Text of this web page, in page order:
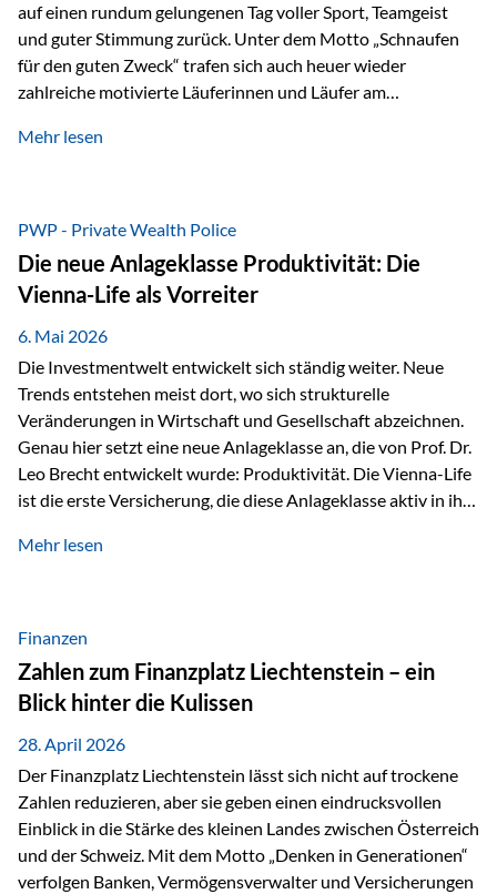
auf einen rundum gelungenen Tag voller Sport, Teamgeist
und guter Stimmung zurück. Unter dem Motto „Schnaufen
für den guten Zweck“ trafen sich auch heuer wieder
zahlreiche motivierte Läuferinnen und Läufer am
Höchstleistungen für einen guten Zweck zu erbringen. Mit
Mäder gesammelt werden konnten. Die anspruchsvolle
Strecke mit rund 4,8 Kilometern und 680 Höhenmetern
stellte die Teilnehmerinnen und Teilnehmer vor eine
sportliche Herausforderung. Doch…
Mehr lesen
PWP - Private Wealth Police
Die neue Anlageklasse Produktivität: Die
Vienna-Life als Vorreiter
6. Mai 2026
Die Investmentwelt entwickelt sich ständig weiter. Neue
Trends entstehen meist dort, wo sich strukturelle
Veränderungen in Wirtschaft und Gesellschaft abzeichnen.
Genau hier setzt eine neue Anlageklasse an, die von Prof. Dr.
Leo Brecht entwickelt wurde: Produktivität. Die Vienna-Life
ist die erste Versicherung, die diese Anlageklasse aktiv in ihre
Vorreiter. Warum auf das Thema Produktivität setzen? Die
Wirtschaftswachstum, verändern die Spielregeln für
Investoren. Produktivität adressiert genau diese
Herausforderungen, da wirtschaftliches Wachstum
langfristig durch Produktivitätssteigerung entsteht, also
durch die Fähigkeit von Unternehmen, mehr…
Mehr lesen
Finanzen
Zahlen zum Finanzplatz Liechtenstein – ein
Blick hinter die Kulissen
28. April 2026
Der Finanzplatz Liechtenstein lässt sich nicht auf trockene
Zahlen reduzieren, aber sie geben einen eindrucksvollen
Einblick in die Stärke des kleinen Landes zwischen Österreich
und der Schweiz. Mit dem Motto „Denken in Generationen“
verfolgen Banken, Vermögensverwalter und Versicherungen